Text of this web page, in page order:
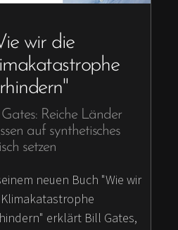
wir die
Gates: Reiche Länder
auf synthetisches
setzen
neuen Buch "Wie wir
erklärt Bill Gates,